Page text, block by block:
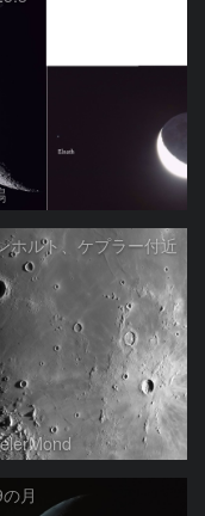
ホルト、ケプラー付近
月